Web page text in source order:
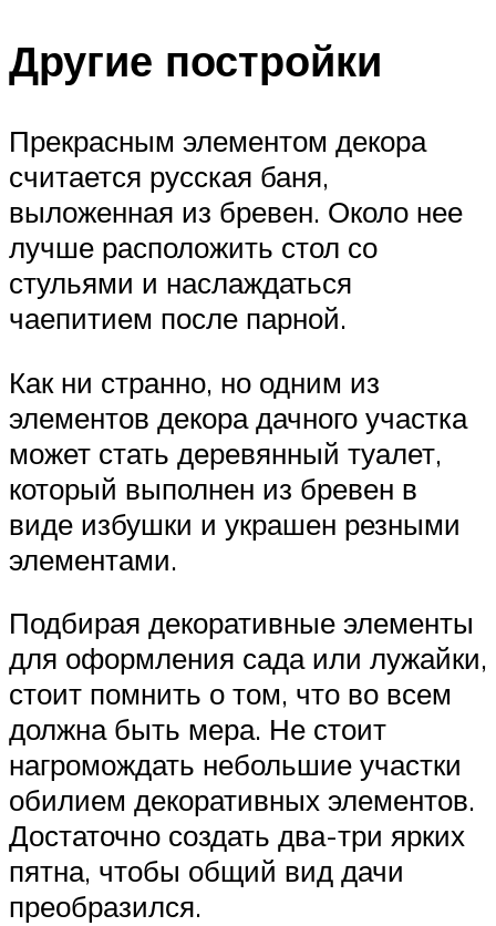
Другие постройки
Прекрасным элементом декора
считается русская баня,
выложенная из бревен. Около нее
лучше расположить стол со
стульями и наслаждаться
чаепитием после парной.
Как ни странно, но одним из
элементов декора дачного участка
может стать деревянный туалет,
который выполнен из бревен в
виде избушки и украшен резными
элементами.
Подбирая декоративные элементы
для оформления сада или лужайки,
стоит помнить о том, что во всем
должна быть мера. Не стоит
нагромождать небольшие участки
обилием декоративных элементов.
Достаточно создать два-три ярких
пятна, чтобы общий вид дачи
преобразился.